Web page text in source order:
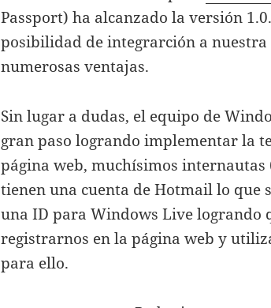
Passport) ha alcanzado la versión
posibilidad de integrarción a
numerosas ventajas.
Sin lugar a dudas, el equipo de
gran paso logrando implementar la
página web, muchísimos
tienen una cuenta de Hotmail lo que
una ID para Windows Live logrando
registrarnos en la página web y
para ello.